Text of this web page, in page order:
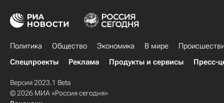
Политика Общество Экономика В мире
Спецпроекты
Реклама Продукты и сервисы Пресс-
Версия 2023.1 Beta
© 2026 МИА «Россия сегодня»